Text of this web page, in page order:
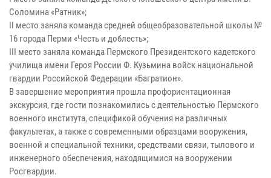
Соломина «Ратник»;
II место заняла команда средней общеобразовательной школы №
16 города Перми «Честь и доблесть»;
III место заняла команда Пермского Президентского кадетского
училища имени Героя России Ф. Кузьмина войск национальной
гвардии Российской Федерации «Багратион».
В завершение мероприятия прошла профориентационная
экскурсия, где гости познакомились с деятельностью Пермского
военного института, спецификой обучения на различных
факультетах, а также с современными образцами вооружения,
военной и специальной техники, средствами связи, тылового и
инженерного обеспечения, находящимися на вооружении
Росгвардии.